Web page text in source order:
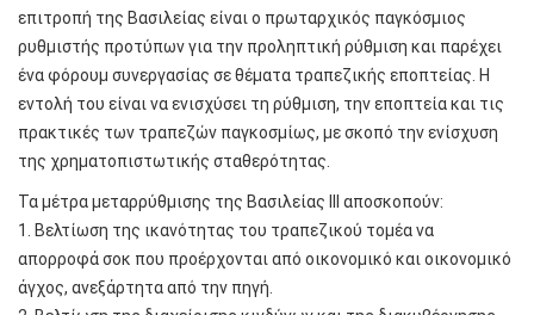
επιτροπή της Βασιλείας είναι ο πρωταρχικός παγκόσμιος
ρυθμιστής προτύπων για την προληπτική ρύθμιση και παρέχει
ένα φόρουμ συνεργασίας σε θέματα τραπεζικής εποπτείας. Η
εντολή του είναι να ενισχύσει τη ρύθμιση, την εποπτεία και τις
πρακτικές των τραπεζών παγκοσμίως, με σκοπό την ενίσχυση
της χρηματοπιστωτικής σταθερότητας.
Τα μέτρα μεταρρύθμισης της Βασιλείας ΙΙΙ αποσκοπούν:
1. Βελτίωση της ικανότητας του τραπεζικού τομέα να
απορροφά σοκ που προέρχονται από οικονομικό και οικονομικό
άγχος, ανεξάρτητα από την πηγή.